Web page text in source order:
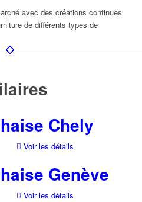
avec des créations continues
de différents types de
Chely
Voir les détails
Genève
Voir les détails